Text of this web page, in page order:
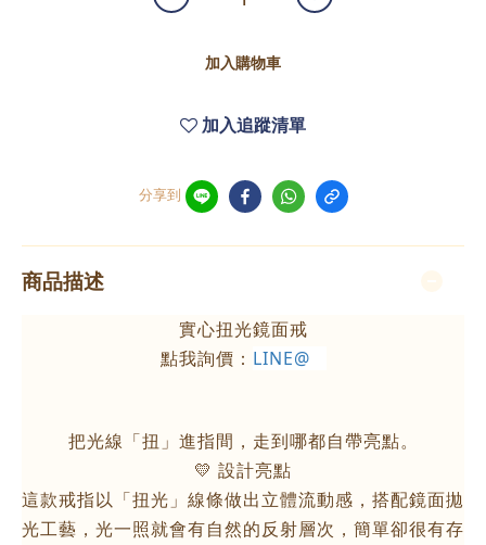
加入購物車
加入追蹤清單
分享到
商品描述
實心扭光鏡面戒
點我詢價： LINE@
把光線「扭」進指間，走到哪都自帶亮點。
💛 設計亮點
這款戒指以「扭光」線條做出立體流動感，搭配鏡面拋
光工藝，光一照就會有自然的反射層次，簡單卻很有存